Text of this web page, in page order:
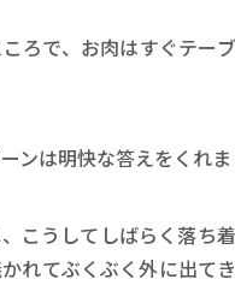
ころで、お肉はすぐテー
ンは明快な答えをくれま
こうしてしばらく落ち
れてぶくぶく外に出てき